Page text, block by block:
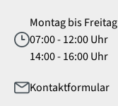
Montag bis Freitag
07:00 - 12:00 Uhr
14:00 - 16:00 Uhr
Kontaktformular